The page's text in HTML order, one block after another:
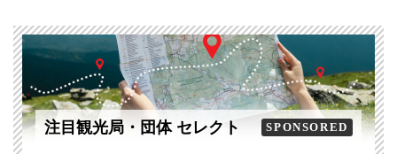
注目観光局・団体 セレクト SPONSORED